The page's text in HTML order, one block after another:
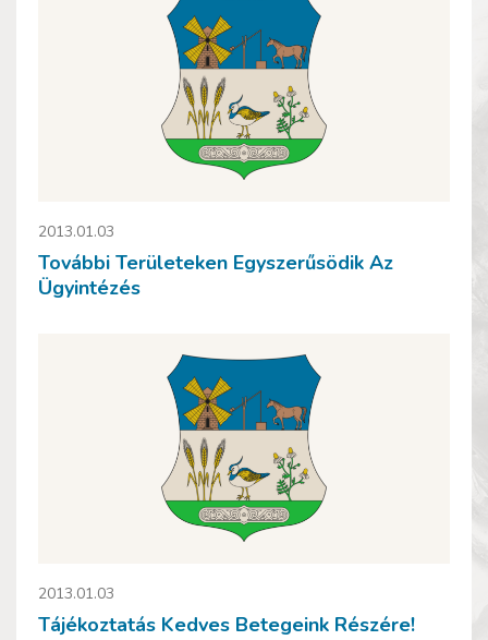
2013.01.03
További Területeken Egyszerűsödik Az
Ügyintézés
2013.01.03
Tájékoztatás Kedves Betegeink Részére!